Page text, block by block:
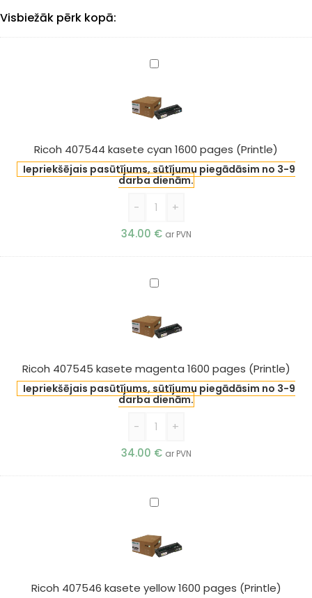
Visbiežāk pērk kopā:
Ricoh
kasete
cyan
pages
(Printle)
Ricoh 407544 kasete cyan 1600 pages (Printle)
Iepriekšējais pasūtījums, sūtījumu piegādāsim no 3-9
darba dienām.
-
+
34.00 € ar PVN
Ricoh
kasete
magenta
pages
(Printle)
Ricoh 407545 kasete magenta 1600 pages (Printle)
Iepriekšējais pasūtījums, sūtījumu piegādāsim no 3-9
darba dienām.
-
+
34.00 € ar PVN
Ricoh
kasete
yellow
pages
Ricoh 407546 kasete yellow 1600 pages (Printle)